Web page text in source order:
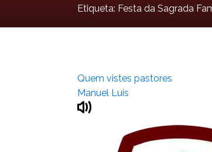
Etiqueta: Festa da Sagrada
Quem vistes pastores
Manuel Luis